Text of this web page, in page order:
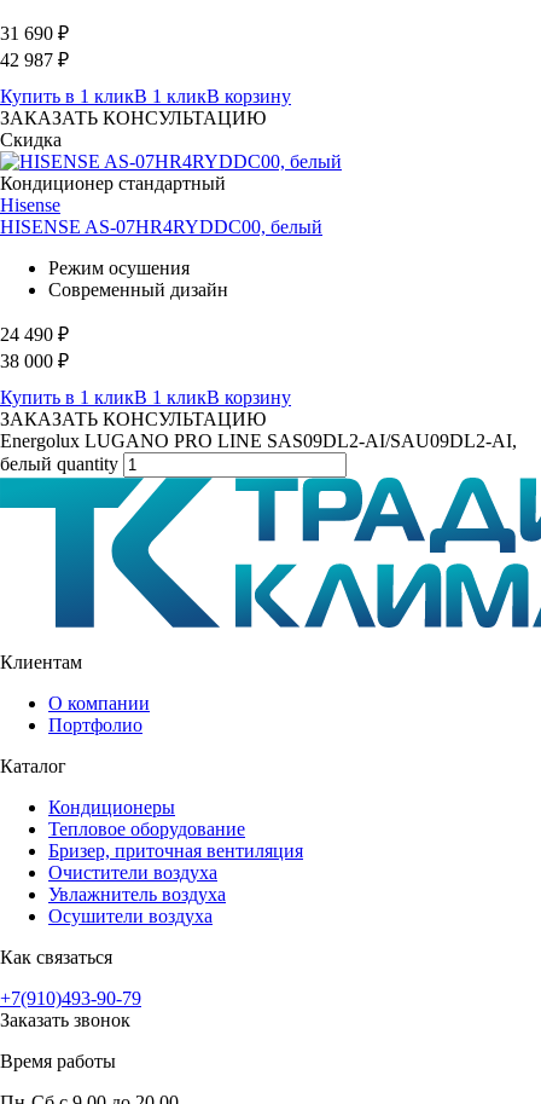
31 690 ₽
42 987 ₽
Купить в 1 кликВ 1 кликВ корзину
ЗАКАЗАТЬ КОНСУЛЬТАЦИЮ
Скидка
Кондиционер стандартный
Hisense
HISENSE AS-07HR4RYDDC00, белый
Режим осушения
Современный дизайн
24 490 ₽
38 000 ₽
Купить в 1 кликВ 1 кликВ корзину
ЗАКАЗАТЬ КОНСУЛЬТАЦИЮ
Energolux LUGANO PRO LINE SAS09DL2-AI/SAU09DL2-AI,
белый quantity
Клиентам
О компании
Портфолио
Каталог
Кондиционеры
Тепловое оборудование
Бризер, приточная вентиляция
Очистители воздуха
Увлажнитель воздуха
Осушители воздуха
Как связаться
+7(910)493-90-79
Заказать звонок
Время работы